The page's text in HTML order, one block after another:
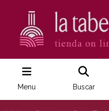
Menu Buscar